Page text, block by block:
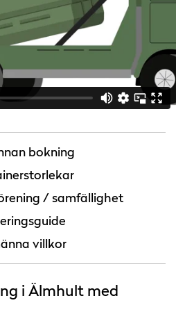
bokning
/ samfällighet
villkor
i Älmhult med